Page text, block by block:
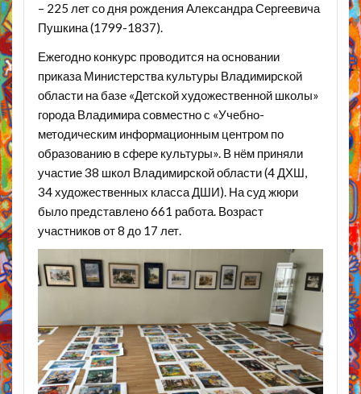
– 225 лет со дня рождения Александра Сергеевича
Пушкина (1799-1837).
Ежегодно конкурс проводится на основании
приказа Министерства культуры Владимирской
области на базе «Детской художественной школы»
города Владимира совместно с «Учебно-
методическим информационным центром по
образованию в сфере культуры». В нём приняли
участие 38 школ Владимирской области (4 ДХШ,
34 художественных класса ДШИ). На суд жюри
было представлено 661 работа. Возраст
участников от 8 до 17 лет.